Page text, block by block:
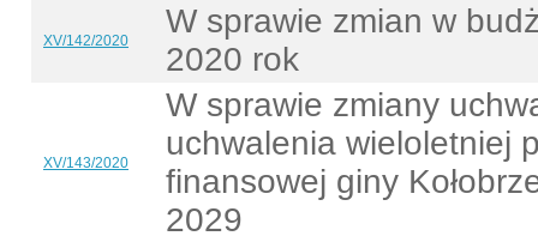
XV/142/2020
W sprawie zmian w
2020 rok
XV/143/2020
W sprawie zmiany
uchwalenia wieloletniej
finansowej giny
2029